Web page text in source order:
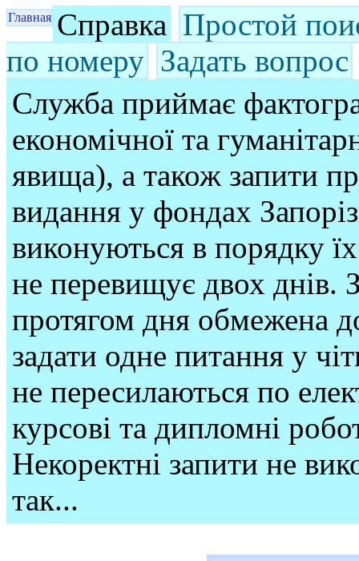
Главная Справка Простой
по номеру Задать вопрос
Служба приймає
економічної та
явища), а також запити
видання у фондах
виконуються в порядку
не перевищує двох днів.
протягом дня обмежена
задати одне питання у
не пересилаються по
курсові та дипломні
Некоректні запити не
так...